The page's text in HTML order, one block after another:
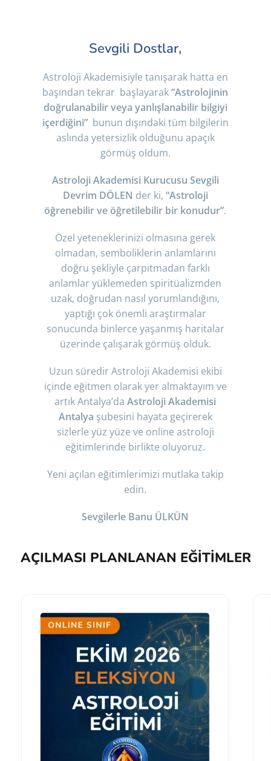
olmayanlar için
webinarlar perculus
üzerinden sizlerle.
eğitimleri ve
aktif olarak derslere
sorularla
katılabileceğiniz,
öğrenirken
eğleneceğiniz sınıf
ortamında
Sevgili Dostlar,
Astroloji Akademisiyle tanışarak hatta en
başından tekrar başlayarak“Astrolojinin
doğrulanabilir veya yanlışlanabilir bilgiyi
içerdiğini” bunun dışındaki tüm bilgilerin
aslında yetersizlik olduğunu apaçık
görmüş oldum.
Astroloji Akademisi Kurucusu Sevgili
Devrim DÖLEN der ki, “Astroloji
öğrenebilir ve öğretilebilir bir konudur”.
Özel yeteneklerinizi olmasına gerek
olmadan, semboliklerin anlamlarını
doğru şekliyle çarpıtmadan farklı
anlamlar yüklemeden spiritüalizmden
uzak, doğrudan nasıl yorumlandığını,
yaptığı çok önemli araştırmalar
sonucunda binlerce yaşanmış haritalar
üzerinde çalışarak görmüş olduk.
Uzun süredir Astroloji Akademisi ekibi
içinde eğitmen olarak yer almaktayım ve
artık Antalya’daAstroloji Akademisi
Antalya şubesini hayata geçirerek
sizlerle yüz yüze ve online astroloji
eğitimlerinde birlikte oluyoruz.
Yeni açılan eğitimlerimizi mutlaka takip
edin.
Sevgilerle Banu ÜLKÜN
AÇILMASI PLANLANAN EĞITIMLER